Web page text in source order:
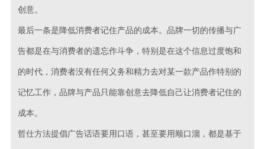
创意。
最后一条是降低消费者记住产品的成本。品牌一切的传播与广
告都是在与消费者的遗忘作斗争，特别是在这个信息过度饱和
的时代，消费者没有任何义务和精力去对某一款产品作特别的
记忆工作，品牌与产品只能靠创意去降低自己让消费者记住的
成本。
哲仕方法提倡广告话语要用口语，甚至要用顺口溜，都是基于